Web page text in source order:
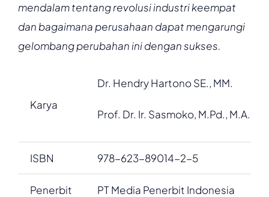
mendalam tentang revolusi industri keempat
dan bagaimana perusahaan dapat mengarungi
gelombang perubahan ini dengan sukses.
Karya
Dr. Hendry Hartono SE., MM.
Prof. Dr. Ir. Sasmoko, M.Pd., M.A.,
ISBN 978-623-89014-2-5
Penerbit PT Media Penerbit Indonesia